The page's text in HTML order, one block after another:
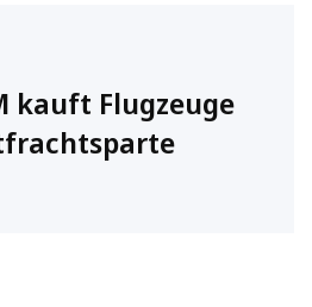
kauft Flugzeuge